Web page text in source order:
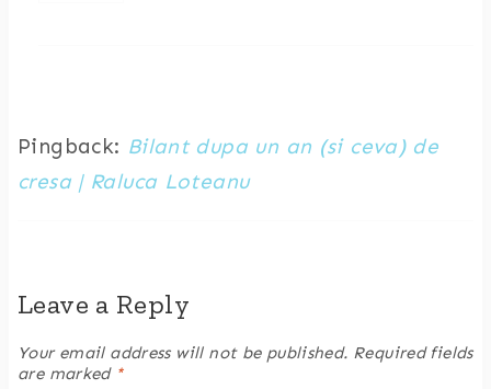
Pingback: Bilant dupa un an (si ceva) de
cresa | Raluca Loteanu
Leave a Reply
Your email address will not be published. Required fields
are marked *